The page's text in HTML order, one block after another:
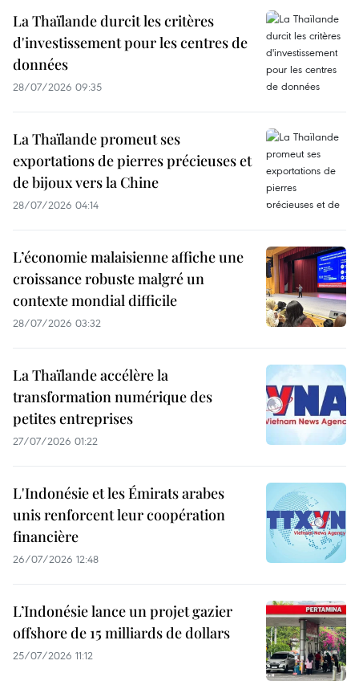
La Thaïlande durcit les critères
d'investissement pour les centres de
données
28/07/2026 09:35
La Thaïlande promeut ses
exportations de pierres précieuses et
de bijoux vers la Chine
28/07/2026 04:14
L’économie malaisienne affiche une
croissance robuste malgré un
contexte mondial difficile
28/07/2026 03:32
La Thaïlande accélère la
transformation numérique des
petites entreprises
27/07/2026 01:22
L'Indonésie et les Émirats arabes
unis renforcent leur coopération
financière
26/07/2026 12:48
L’Indonésie lance un projet gazier
offshore de 15 milliards de dollars
25/07/2026 11:12